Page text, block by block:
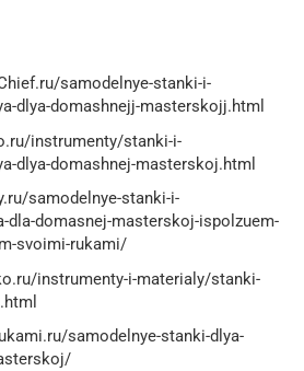
samodelnye-stanki-i-
dlya-domashnejj-masterskojj.html
instrumenty/stanki-i-
dlya-domashnej-masterskoj.html
samodelnye-stanki-i-
dla-domasnej-masterskoj-ispolzuem-
svoimi-rukami/
instrumenty-i-materialy/stanki-
samodelnye-stanki-dlya-